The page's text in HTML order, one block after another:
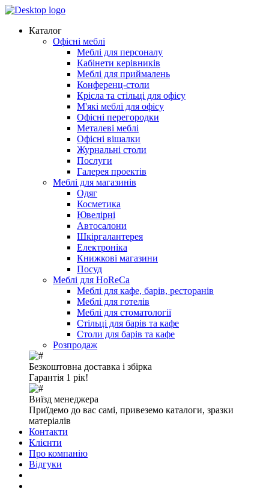
Каталог
Офісні меблі
Меблі для персоналу
Кабінети керівників
Меблі для приймалень
Конференц-столи
Крісла та стільці для офісу
М'які меблі для офісу
Офісні перегородки
Металеві меблі
Офісні вішалки
Журнальні столи
Послуги
Галерея проектів
Меблі для магазинів
Одяг
Косметика
Ювелірні
Автосалони
Шкіргалантерея
Електроніка
Книжкові магазини
Посуд
Меблі для HoReCa
Меблі для кафе, барів, ресторанів
Меблі для готелів
Меблі для стоматології
Стільці для барів та кафе
Столи для барів та кафе
Розпродаж
Безкоштовна доставка і збірка
Гарантія 1 рік!
Виїзд менеджера
Приїдемо до вас самі, привеземо каталоги, зразки
матеріалів
Контакти
Клієнти
Про компанію
Відгуки